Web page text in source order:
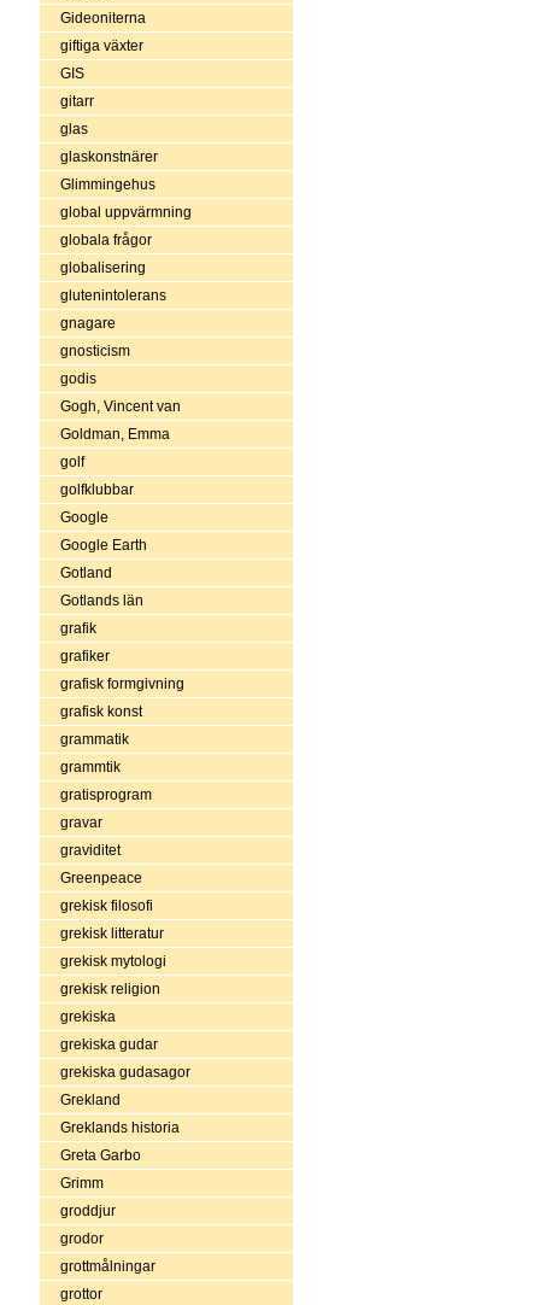
Gideoniterna
giftiga växter
GIS
gitarr
glas
glaskonstnärer
Glimmingehus
global uppvärmning
globala frågor
globalisering
glutenintolerans
gnagare
gnosticism
godis
Gogh, Vincent van
Goldman, Emma
golf
golfklubbar
Google
Google Earth
Gotland
Gotlands län
grafik
grafiker
grafisk formgivning
grafisk konst
grammatik
grammtik
gratisprogram
gravar
graviditet
Greenpeace
grekisk filosofi
grekisk litteratur
grekisk mytologi
grekisk religion
grekiska
grekiska gudar
grekiska gudasagor
Grekland
Greklands historia
Greta Garbo
Grimm
groddjur
grodor
grottmålningar
grottor